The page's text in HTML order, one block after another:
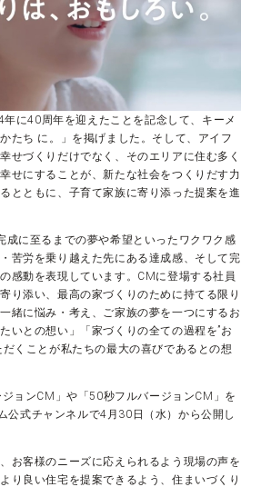
に40周年を迎えたことを記念して、キーメ
たち に。」を掲げました。そして、アイフ
せづくりだけでなく、そのエリアに住む多く
せにすることが、新たな社会をつくりだす力
とともに、子育て家族に寄り添った提案を進
成に至るまでの夢や希望といったワクワク感
苦労を乗り越えた先にある達成感、そして完
感動を表現しています。CMに登場する社員
り添い、最高の家づくりのために持てる限り
緒に悩み・考え、ご家族の夢を一つにするお
いとの想い」「家づくりの全ての過程を”お
だくことが私たちの最大の喜びであるとの想
ョンCM」や「50秒フルバージョンCM」を
公式チャンネルで4月30日（水）から公開し
お客様のニーズに応えられるよう現場の声を
り良い住宅を提案できるよう、住まいづくり